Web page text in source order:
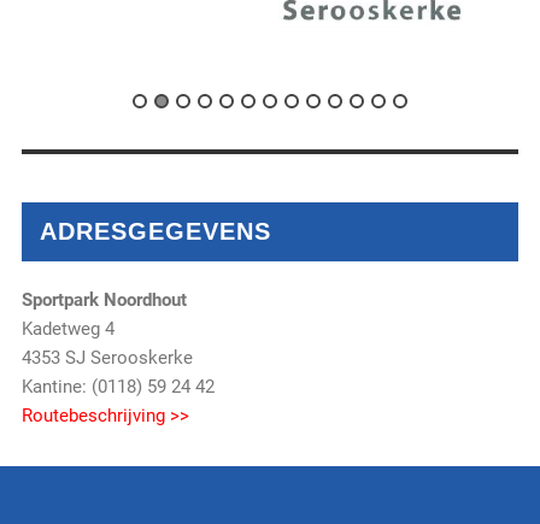
ADRESGEGEVENS
Sportpark Noordhout
Kadetweg 4
4353 SJ Serooskerke
Kantine: (0118) 59 24 42
Routebeschrijving >>